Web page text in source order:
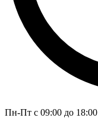
Пн-Пт с 09:00 до 18:00